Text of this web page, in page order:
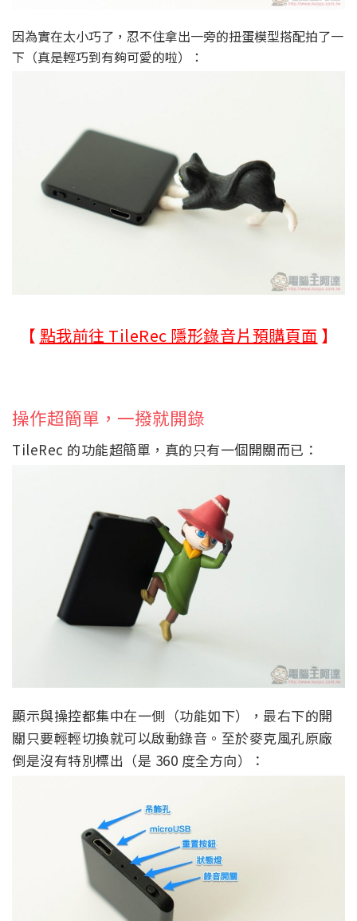
因為實在太小巧了，忍不住拿出一旁的扭蛋模型搭配拍了一
下（真是輕巧到有夠可愛的啦）：
【 點我前往 TileRec 隱形錄音片預購頁面 】
操作超簡單，一撥就開錄
TileRec 的功能超簡單，真的只有一個開關而已：
顯示與操控都集中在一側（功能如下），最右下的開
關只要輕輕切換就可以啟動錄音。至於麥克風孔原廠
倒是沒有特別標出（是 360 度全方向）：